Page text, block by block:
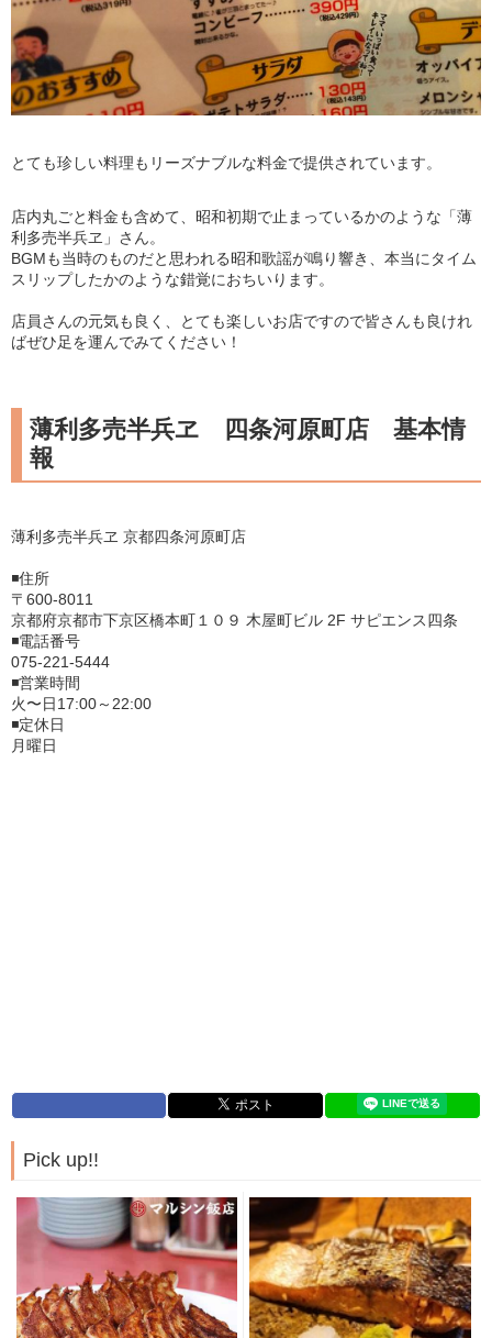
とても珍しい料理もリーズナブルな料金で提供されています。
店内丸ごと料金も含めて、昭和初期で止まっているかのような「薄
利多売半兵ヱ」さん。
BGMも当時のものだと思われる昭和歌謡が鳴り響き、本当にタイム
スリップしたかのような錯覚におちいります。
店員さんの元気も良く、とても楽しいお店ですので皆さんも良けれ
ばぜひ足を運んでみてください！
薄利多売半兵ヱ 四条河原町店 基本情
報
薄利多売半兵ヱ 京都四条河原町店
◾️住所
〒600-8011
京都府京都市下京区橋本町１０９ 木屋町ビル 2F サピエンス四条
◾️電話番号
075-221-5444
◾️営業時間
火〜日17:00～22:00
◾️定休日
月曜日
Pick up!!